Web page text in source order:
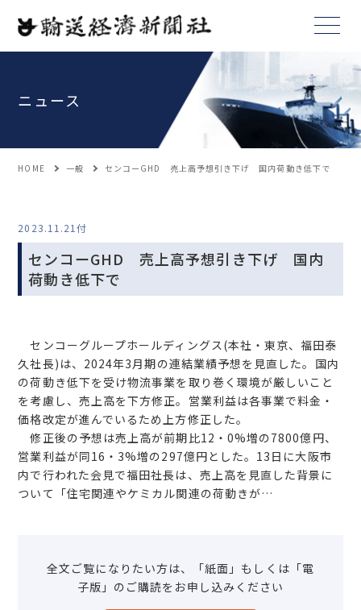
ニュース
HOME 一般 センコーGHD 売上高予想引き下げ 国内荷動き低下で
2023.11.21付
センコーGHD 売上高予想引き下げ 国内
荷動き低下で
センコーグループホールディングス(本社・東京、福田泰
久社長)は、2024年3月期の連結業績予想を見直した。国内
の荷動き低下を受け物流事業を取り巻く環境が厳しいこと
を考慮し、売上高を下方修正。営業利益は各事業で料金・
価格改定が進んでいるため上方修正した。
修正後の予想は売上高が前期比12・0%増の7800億円、
営業利益が同16・3%増の297億円とした。13日に大阪市
内で行われた会見で福田社長は、売上高を見直した背景に
ついて「住宅関連やケミカル関連の荷動きが…
全文ご覧になりたい方は、「紙面」もしくは「電
子版」のご購読をお申し込みください